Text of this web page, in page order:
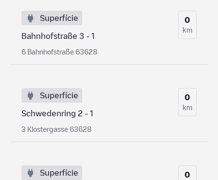
Superfície
Bahnhofstraße 3 - 1
6 Bahnhofstraße 63628
0
km
Superfície
Schwedenring 2 - 1
3 Klostergasse 63628
0
km
Superfície 0